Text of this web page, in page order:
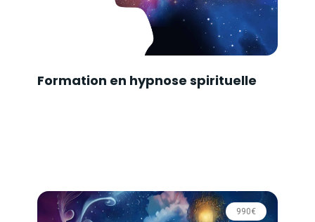
Formation en hypnose spirituelle
990€